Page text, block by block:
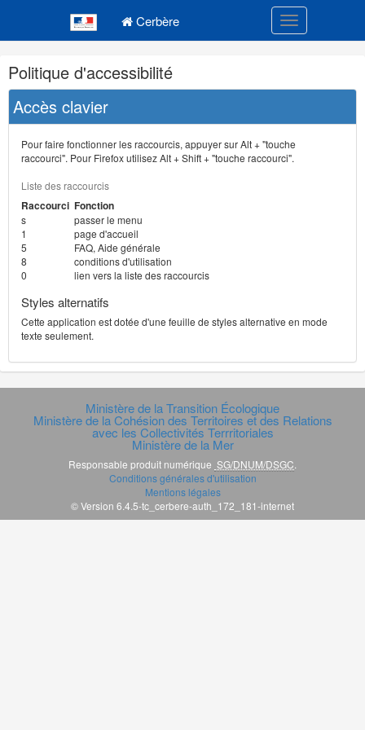
Cerbère Toggle
Navigation
et
outils
annexes
Politique d'accessibilité
Accès clavier
Pour faire fonctionner les raccourcis, appuyer sur Alt + "touche
raccourci". Pour Firefox utilisez Alt + Shift + "touche raccourci".
Liste des raccourcis
Raccourci Fonction
s
passer le menu
1
page d'accueil
5
FAQ, Aide générale
8
conditions d'utilisation
0
lien vers la liste des raccourcis
Styles alternatifs
Cette application est dotée d'une feuille de styles alternative en mode
texte seulement.
Ministère de la Transition Écologique
Ministère de la Cohésion des Territoires et des Relations
avec les Collectivités Terrritoriales
Ministère de la Mer
Responsable produit numérique SG/DNUM/DSGC
Conditions générales d'utilisation
Mentions légales
© Version 6.4.5-tc_cerbere-auth_172_181-internet